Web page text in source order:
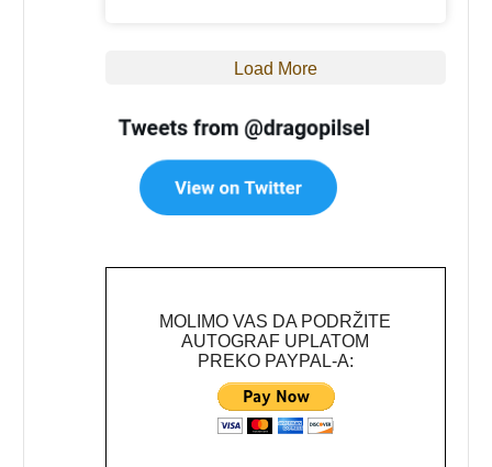
Load More
MOLIMO VAS DA PODRŽITE
AUTOGRAF UPLATOM
PREKO PAYPAL-A: